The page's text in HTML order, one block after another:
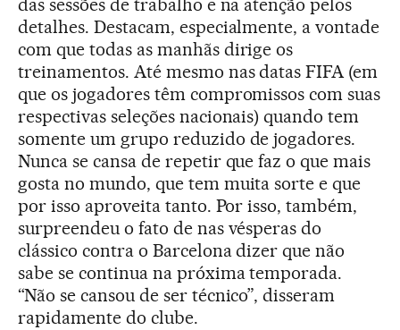
das sessões de trabalho e na atenção pelos
detalhes. Destacam, especialmente, a vontade
com que todas as manhãs dirige os
treinamentos. Até mesmo nas datas FIFA (em
que os jogadores têm compromissos com suas
respectivas seleções nacionais) quando tem
somente um grupo reduzido de jogadores.
Nunca se cansa de repetir que faz o que mais
gosta no mundo, que tem muita sorte e que
por isso aproveita tanto. Por isso, também,
surpreendeu o fato de nas vésperas do
clássico contra o Barcelona dizer que não
sabe se continua na próxima temporada.
“Não se cansou de ser técnico”, disseram
rapidamente do clube.